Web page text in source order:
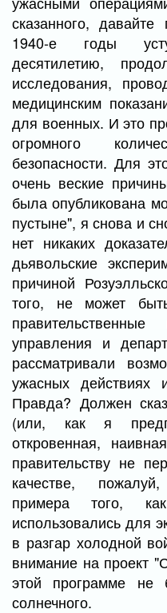
сказанного,
1940-е годы
десятилетию,
исследования,
медицинским
для военных. И это
огромного
безопасности. Для
очень веские
была опубликована
пустыне", я снова и
нет никаких
дьявольские
причиной
того, не может
управления и
рассматривали
ужасных действиях
Правда? Должен
(или, как я
откровенная,
правительству не
качестве,
примера того,
использовались для
в разгар холодной
внимание на проект
этой программе не
солнечного.